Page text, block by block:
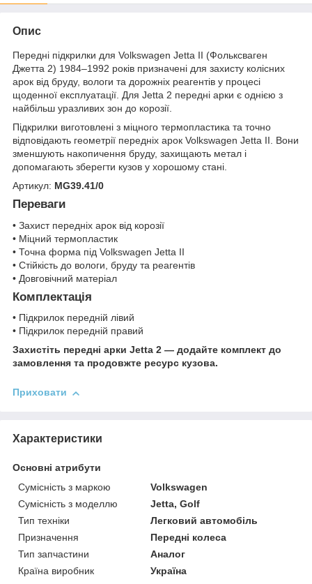
Опис
Передні підкрилки для Volkswagen Jetta II (Фольксваген
Джетта 2) 1984–1992 років призначені для захисту колісних
арок від бруду, вологи та дорожніх реагентів у процесі
щоденної експлуатації. Для Jetta 2 передні арки є однією з
найбільш уразливих зон до корозії.
Підкрилки виготовлені з міцного термопластика та точно
відповідають геометрії передніх арок Volkswagen Jetta II. Вони
зменшують накопичення бруду, захищають метал і
допомагають зберегти кузов у хорошому стані.
Артикул: MG39.41/0
Переваги
• Захист передніх арок від корозії
• Міцний термопластик
• Точна форма під Volkswagen Jetta II
• Стійкість до вологи, бруду та реагентів
• Довговічний матеріал
Комплектація
• Підкрилок передній лівий
• Підкрилок передній правий
Захистіть передні арки Jetta 2 — додайте комплект до
замовлення та продовжте ресурс кузова.
Приховати
Характеристики
Основні атрибути
Сумісність з маркою
Volkswagen
Сумісність з моделлю
Jetta, Golf
Тип техніки
Легковий автомобіль
Призначення
Передні колеса
Тип запчастини
Аналог
Країна виробник
Україна